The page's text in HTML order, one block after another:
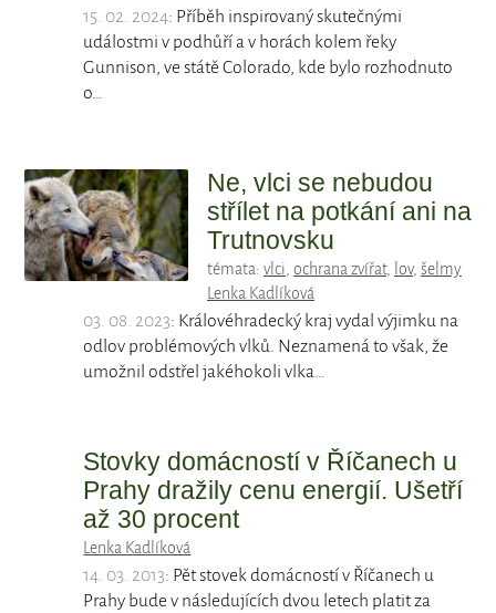
15. 02. 2024: Příběh inspirovaný skutečnými
událostmi v podhůří a v horách kolem řeky
Gunnison, ve státě Colorado, kde bylo rozhodnuto
o…
Ne, vlci se nebudou
střílet na potkání ani na
Trutnovsku
témata: vlci, ochrana zvířat, lov, šelmy
Lenka Kadlíková
03. 08. 2023: Královéhradecký kraj vydal výjimku na
odlov problémových vlků. Neznamená to však, že
umožnil odstřel jakéhokoli vlka…
Stovky domácností v Říčanech u
Prahy dražily cenu energií. Ušetří
až 30 procent
Lenka Kadlíková
14. 03. 2013: Pět stovek domácností v Říčanech u
Prahy bude v následujících dvou letech platit za